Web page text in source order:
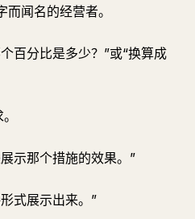
闻名的经营者。
百分比是多少？”或“换算成
示那个措施的效果。”
式展示出来。”